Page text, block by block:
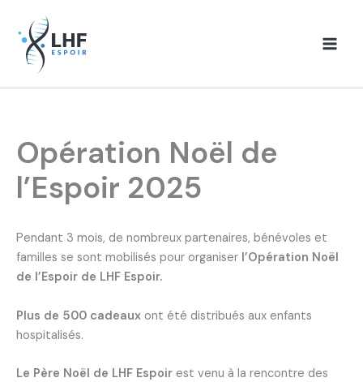
contenu
Opération Noël de
l’Espoir 2025
Pendant 3 mois, de nombreux partenaires, bénévoles et
familles se sont mobilisés pour organiser l’Opération Noël
de l’Espoir de LHF Espoir.
Plus de 500 cadeaux ont été distribués aux enfants
hospitalisés.
Le Père Noël de LHF Espoir est venu à la rencontre des